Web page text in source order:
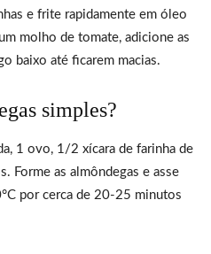
e frite rapidamente em óleo
molho de tomate, adicione as
baixo até ficarem macias.
simples?
1 ovo, 1/2 xícara de farinha de
Forme as almôndegas e asse
por cerca de 20-25 minutos